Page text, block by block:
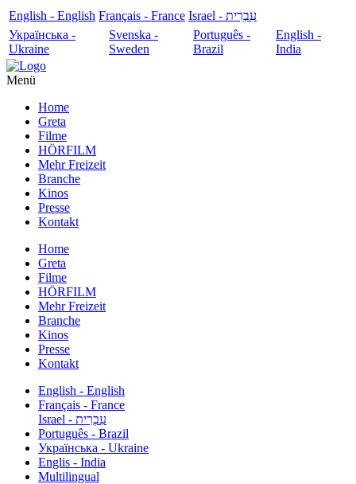
English - English Français - France
עִבְרִית - Israel
Українська -
Ukraine
Svenska -
Sweden
Português -
Brazil
English -
India
Menü
Home
Greta
Filme
HÖRFILM
Mehr Freizeit
Branche
Kinos
Presse
Kontakt
Home
Greta
Filme
HÖRFILM
Mehr Freizeit
Branche
Kinos
Presse
Kontakt
English - English
Français - France
עִבְרִית - Israel
Português - Brazil
Українська - Ukraine
Englis - India
Multilingual